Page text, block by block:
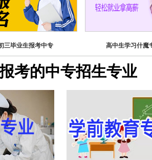
三毕业生报考中专 高中生学习什魔
考的中专招生专业